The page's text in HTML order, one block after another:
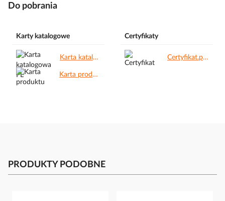
Do pobrania
Karty katalogowe
Karta katalogowa PL.pdf
Karta produktu.pdf
Certyfikaty
Certyfikat.pdf
PRODUKTY PODOBNE